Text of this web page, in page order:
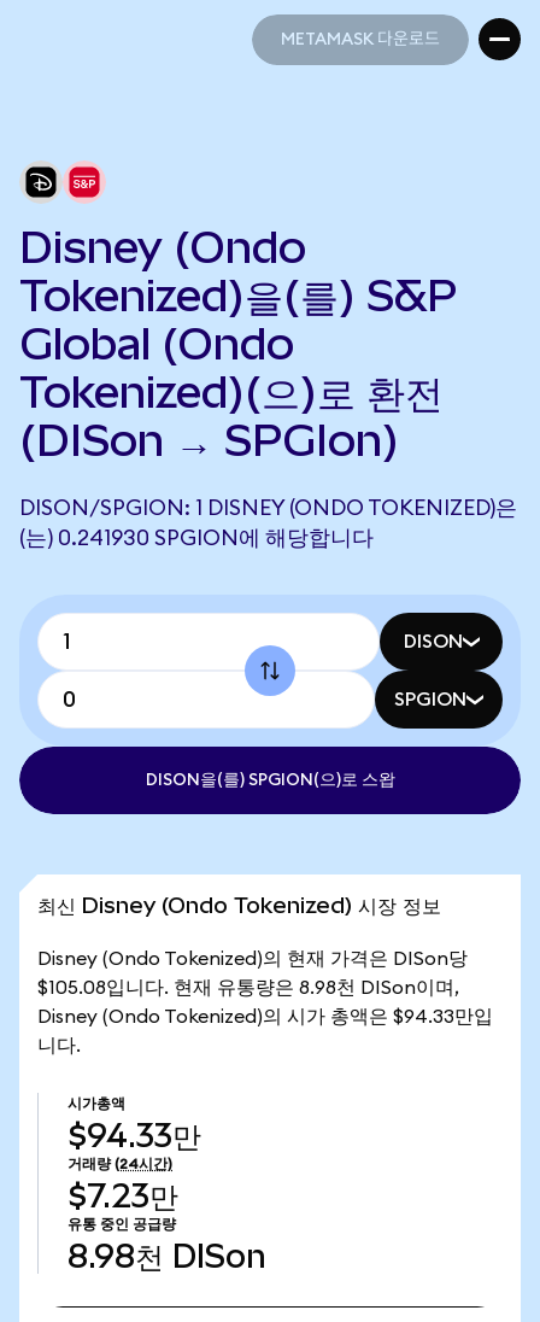
METAMASK 다운로드
Disney (Ondo
Tokenized)을(를) S&P
Global (Ondo
Tokenized)(으)로 환전
(DISon → SPGIon)
DISON/SPGION: 1 DISNEY (ONDO TOKENIZED)은
(는) 0.241930 SPGION에 해당합니다
DISON
SPGION
DISON을(를) SPGION(으)로 스왑
최신 Disney (Ondo Tokenized) 시장 정보
Disney (Ondo Tokenized)의 현재 가격은 DISon당
$105.08입니다. 현재 유통량은 8.98천 DISon이며,
Disney (Ondo Tokenized)의 시가 총액은 $94.33만입
니다.
시가총액
$94.33만
거래량 (24시간)
$7.23만
유통 중인 공급량
8.98천 DISon